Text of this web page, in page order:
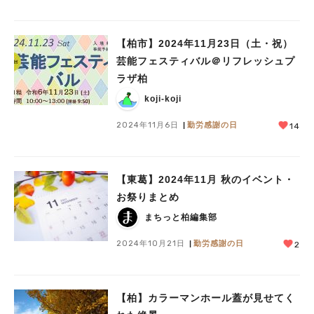
【柏市】2024年11月23日（土・祝）
芸能フェスティバル＠リフレッシュプ
ラザ柏
koji-koji
2024年11月6日 勤労感謝の日 14
【東葛】2024年11月 秋のイベント・
お祭りまとめ
まちっと柏編集部
2024年10月21日 勤労感謝の日 2
【柏】カラーマンホール蓋が見せてく